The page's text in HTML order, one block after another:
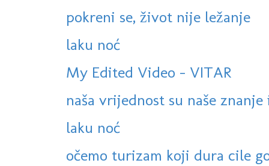
pokreni se, život nije ležanje
laku noć
My Edited Video - VITAR
naša vrijednost su naše
laku noć
očemo turizam koji dura cile